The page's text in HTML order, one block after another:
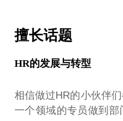
擅长话题
HR的发展与转型
相信做过HR的小伙伴
一个领域的专员做到